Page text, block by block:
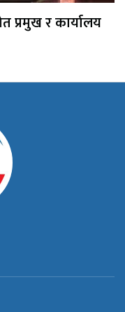
प्रमुख र कार्यालय